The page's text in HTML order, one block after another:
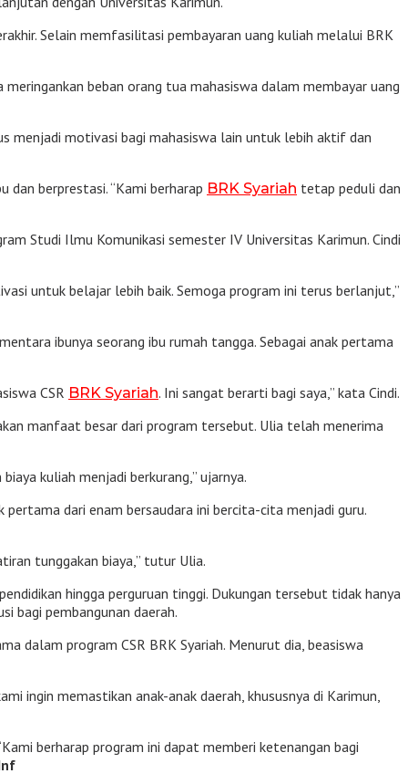
Selain memfasilitasi pembayaran uang kuliah melalui BRK
beban orang tua mahasiswa dalam membayar uang
menjadi motivasi bagi mahasiswa lain untuk lebih aktif dan
dan berprestasi. “Kami berharap BRK Syariah tetap peduli dan
Studi Ilmu Komunikasi semester IV Universitas Karimun. Cindi
untuk belajar lebih baik. Semoga program ini terus berlanjut,”
ibunya seorang ibu rumah tangga. Sebagai anak pertama
CSR BRK Syariah. Ini sangat berarti bagi saya,” kata Cindi.
manfaat besar dari program tersebut. Ulia telah menerima
kuliah menjadi berkurang,” ujarnya.
dari enam bersaudara ini bercita-cita menjadi guru.
tunggakan biaya,” tutur Ulia.
hingga perguruan tinggi. Dukungan tersebut tidak hanya
bagi pembangunan daerah.
dalam program CSR BRK Syariah. Menurut dia, beasiswa
ingin memastikan anak-anak daerah, khususnya di Karimun,
berharap program ini dapat memberi ketenangan bagi